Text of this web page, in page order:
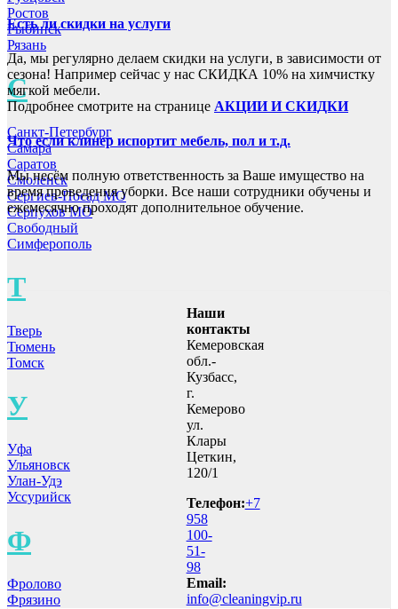
Ростов
Рыбинск
Рязань
С
Санкт-Петербург
Самара
Саратов
Смоленск
Сергиев-Посад МО
Серпухов МО
Свободный
Симферополь
Т
Тверь
Тюмень
Томск
У
Уфа
Ульяновск
Улан-Удэ
Уссурийск
Ф
Фролово
Фрязино
Есть ли скидки на услуги
Да, мы регулярно делаем скидки на услуги, в зависимости от
сезона! Например сейчас у нас СКИДКА 10% на химчистку
мягкой мебели.
Подробнее смотрите на странице АКЦИИ И СКИДКИ
Что если клинер испортит мебель, пол и т.д.
Мы несём полную ответственность за Ваше имущество на
время проведения уборки. Все наши сотрудники обучены и
ежемесячно проходят дополнительное обучение.
Наши
контакты
Кемеровская
обл.-
Кузбасс,
г.
Кемерово
ул.
Клары
Цеткин,
120/1
Телефон:+7
958
100-
51-
98
Email:
info@cleaningvip.ru